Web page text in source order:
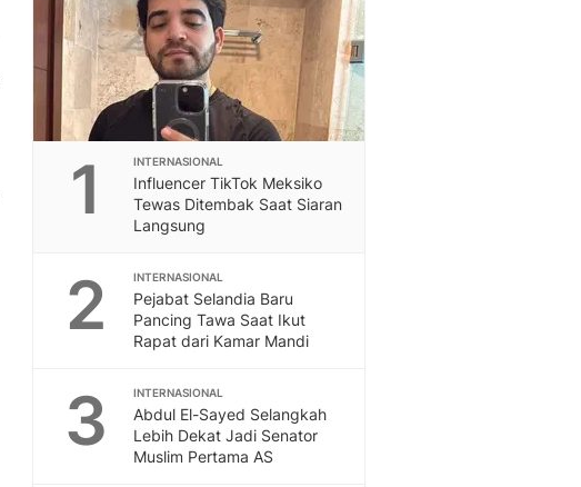
1 INTERNASIONAL
Influencer TikTok Meksiko
Tewas Ditembak Saat Siaran
Langsung
2 INTERNASIONAL
Pejabat Selandia Baru
Pancing Tawa Saat Ikut
Rapat dari Kamar Mandi
3 INTERNASIONAL
Abdul El-Sayed Selangkah
Lebih Dekat Jadi Senator
Muslim Pertama AS